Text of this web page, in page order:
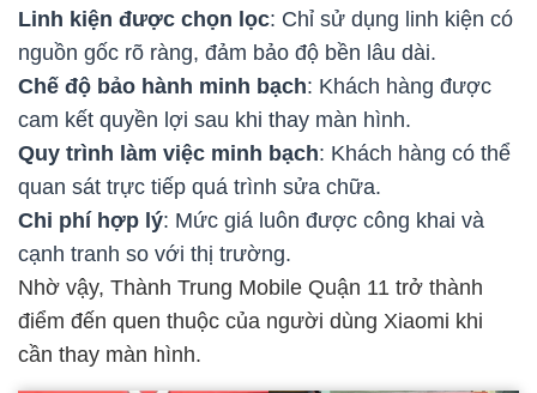
Linh kiện được chọn lọc: Chỉ sử dụng linh kiện có
nguồn gốc rõ ràng, đảm bảo độ bền lâu dài.
Chế độ bảo hành minh bạch: Khách hàng được
cam kết quyền lợi sau khi thay màn hình.
Quy trình làm việc minh bạch: Khách hàng có thể
quan sát trực tiếp quá trình sửa chữa.
Chi phí hợp lý: Mức giá luôn được công khai và
cạnh tranh so với thị trường.
Nhờ vậy, Thành Trung Mobile Quận 11 trở thành
điểm đến quen thuộc của người dùng Xiaomi khi
cần thay màn hình.